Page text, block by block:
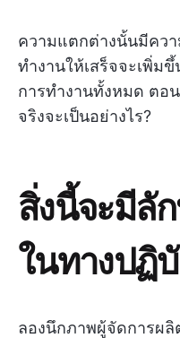
ความแตกต่างนั้นมีควา
ทำงานให้เสร็จจะเพิ่ม
การทำงานทั้งหมด ตอ
จริงจะเป็นอย่างไร?
สิ่งนี้จะมีลั
ในทางปฏิ
ลองนึกภาพผู้จัดการผ